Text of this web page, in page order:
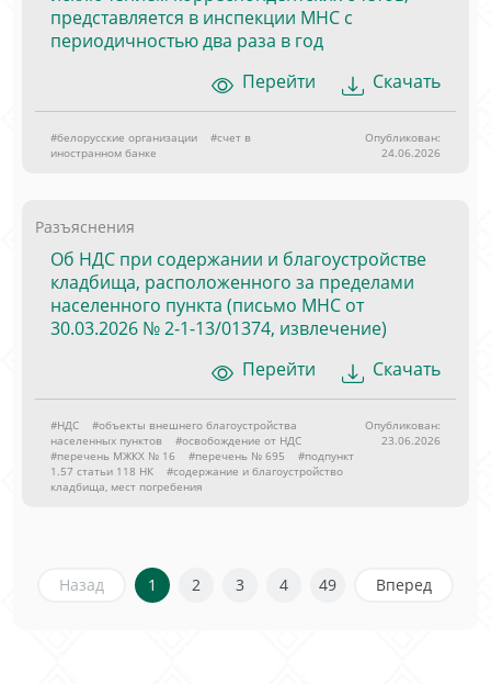
представляется в инспекции МНС с
периодичностью два раза в год
Перейти
Скачать
#белорусские организации
#счет в
иностранном банке
Опубликован:
24.06.2026
Разъяснения
Об НДС при содержании и благоустройстве
кладбища, расположенного за пределами
населенного пункта (письмо МНС от
30.03.2026 № 2-1-13/01374, извлечение)
Перейти
Скачать
#НДС
#объекты внешнего благоустройства
населенных пунктов
#освобождение от НДС
#перечень МЖКХ № 16
#перечень № 695
#подпункт
1.57 статьи 118 НК
#содержание и благоустройство
кладбища, мест погребения
Опубликован:
23.06.2026
Назад 1 2 3 4 49 Вперед